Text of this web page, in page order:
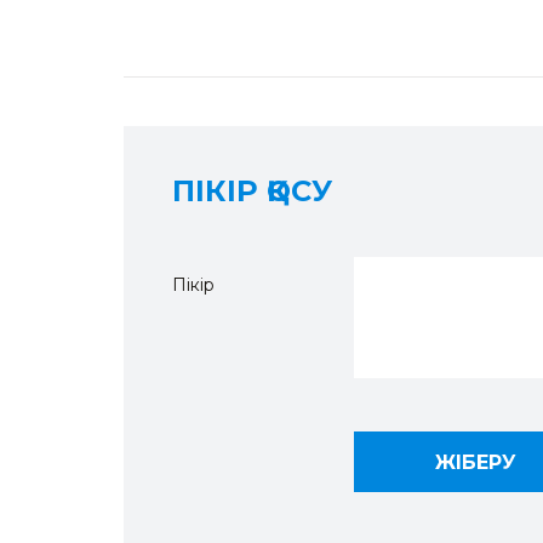
ПІКІР ҚОСУ
Пікір